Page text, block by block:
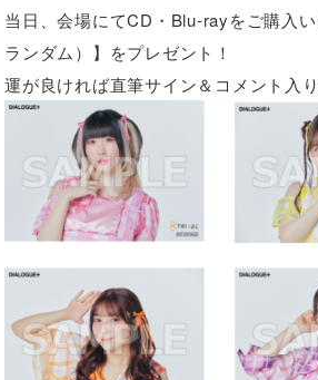
当日、会場にてCD・Blu-rayをご購入
ランダム）】をプレゼント！
運が良ければ直筆サイン＆コメント入